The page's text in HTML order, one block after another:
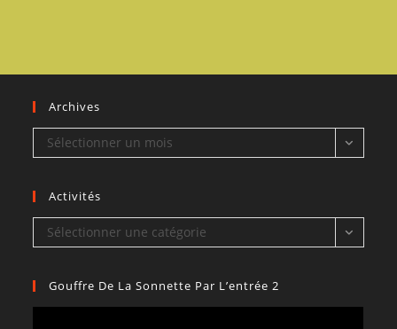
Archives
Archives
Sélectionner un mois
Activités
Activités
Sélectionner une catégorie
Gouffre De La Sonnette Par L’entrée 2